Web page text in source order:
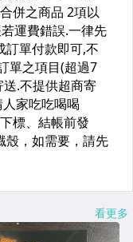
看更多